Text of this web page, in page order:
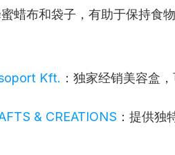
蜜蜡布和袋子，有助于保持食
Kft. ：独家经销美容盒
& CREATIONS ：提供独